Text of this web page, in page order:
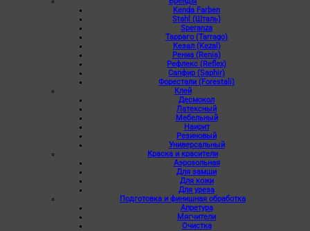
Kenda Farben
Stahl (Шталь)
Speranza
Тарраго (Tarrago)
Кезал (Kezal)
Рениа (Renia)
Рефлекс (Reflex)
Сапфир (Saphir)
Форестали (Forestali)
Клей
Десмокол
Латексный
Мебельный
Наирит
Резиновый
Универсальный
Краска и красители
Аэрозольная
Для замши
Для кожи
Для уреза
Подготовка и финишная обработка
Апретура
Мягчители
Очистка